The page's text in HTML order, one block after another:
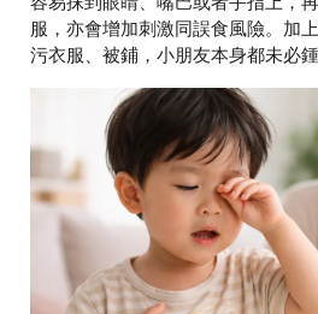
服，亦會增加刺激同誤食風險。加
污衣服、被鋪，小朋友本身都未必